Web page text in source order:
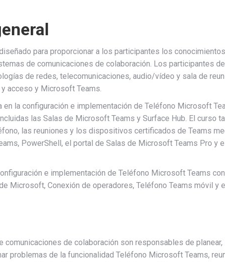
para proporcionar a los participantes los
de comunicaciones de colaboración. Los participantes
de redes, telecomunicaciones, audio/vídeo y sala de
acceso y Microsoft Teams.
en la configuración e implementación de Teléfono Microsoft
las Salas de Microsoft Teams y Surface Hub. El curso
las reuniones y los dispositivos certificados de Teams
PowerShell, el portal de Salas de Microsoft Teams Pro y
e implementación de Teléfono Microsoft Teams
Microsoft, Conexión de operadores, Teléfono Teams móvil y
de colaboración son responsables de planear,
problemas de la funcionalidad Teléfono Microsoft Teams,